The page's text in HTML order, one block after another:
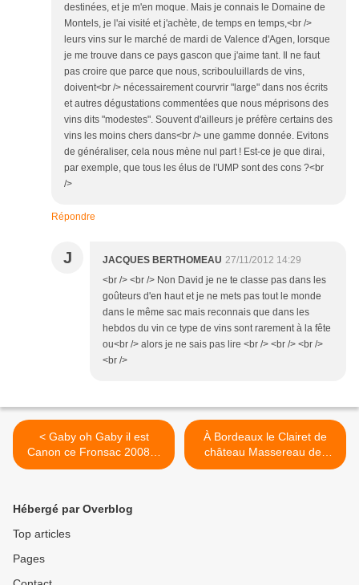
destinées, et je m'en moque. Mais je connais le Domaine de
Montels, je l'ai visité et j'achète, de temps en temps,<br />
leurs vins sur le marché de mardi de Valence d'Agen, lorsque
je me trouve dans ce pays gascon que j'aime tant. Il ne faut
pas croire que parce que nous, scribouluillards de vins,
doivent<br /> nécessairement courvrir "large" dans nos écrits
et autres dégustations commentées que nous méprisons des
vins dits "modestes". Souvent d'ailleurs je préfère certains des
vins les moins chers dans<br /> une gamme donnée. Evitons
de généraliser, cela nous mène nul part ! Est-ce je que dirai,
par exemple, que tous les élus de l'UMP sont des cons ?<br
/>
Répondre
J JACQUES BERTHOMEAU 27/11/2012 14:29
<br /> <br /> Non David je ne te classe pas dans les
goûteurs d'en haut et je ne mets pas tout le monde
dans le même sac mais reconnais que dans les
hebdos du vin ce type de vins sont rarement à la fête
ou<br /> alors je ne sais pas lire <br /> <br /> <br />
<br />
< Gaby oh Gaby il est
Canon ce Fronsac 2008…
de Poussard à Miss Glou
À Bordeaux le Clairet de
château Massereau des
Chaigneau fait le miel du
Hébergé par Overblog
Top articles
Pages